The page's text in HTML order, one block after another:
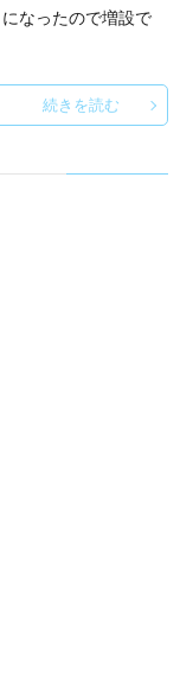
なったので増設で
続きを読む